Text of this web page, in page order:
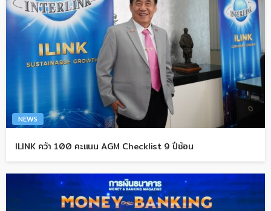
NEWS
ILINK คว้า 100 คะแนน AGM Checklist 9 ปีซ้อน